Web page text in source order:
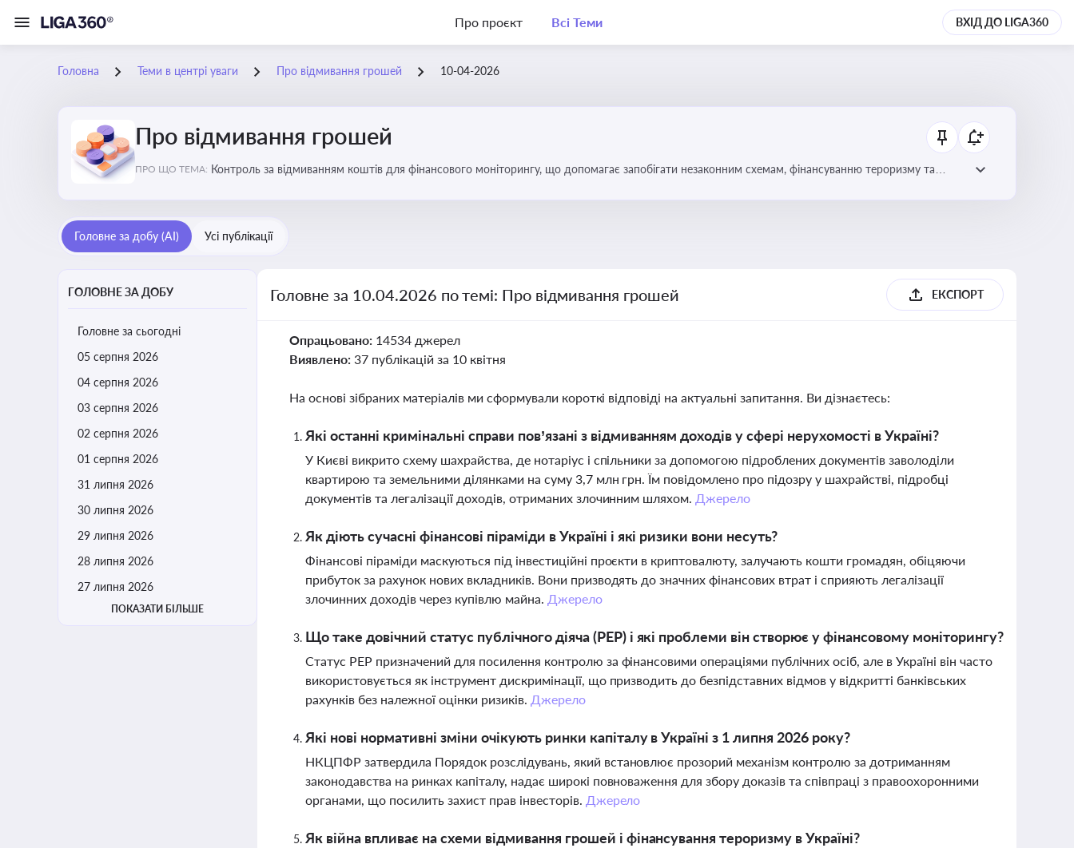
Про проєкт Всі Теми ВХІД ДО LIGA360
Головна Теми в центрі уваги Про відмивання грошей 10-04-2026
Про відмивання грошей
ПРО ЩО ТЕМА: Контроль за відмиванням коштів для фінансового моніторингу, що допомагає запобігати незаконним схемам, фінансуванню тероризму та
Головне за добу (AI) Усі публікації
ГОЛОВНЕ ЗА ДОБУ
Головне за сьогодні
05 серпня 2026
04 серпня 2026
03 серпня 2026
02 серпня 2026
01 серпня 2026
31 липня 2026
30 липня 2026
29 липня 2026
28 липня 2026
27 липня 2026
ПОКАЗАТИ БІЛЬШЕ
Головне за 10.04.2026 по темі: Про відмивання грошей ЕКСПОРТ
Опрацьовано: 14534 джерел
Виявлено: 37 публікацій за 10 квітня
На основі зібраних матеріалів ми сформували короткі відповіді на актуальні запитання. Ви дізнаєтесь:
Які останні кримінальні справи пов’язані з відмиванням доходів у сфері нерухомості в Україні?
У Києві викрито схему шахрайства, де нотаріус і спільники за допомогою підроблених документів заволоділи
квартирою та земельними ділянками на суму 3,7 млн грн. Їм повідомлено про підозру у шахрайстві, підробці
документів та легалізації доходів, отриманих злочинним шляхом. Джерело
Як діють сучасні фінансові піраміди в Україні і які ризики вони несуть?
Фінансові піраміди маскуються під інвестиційні проєкти в криптовалюту, залучають кошти громадян, обіцяючи
прибуток за рахунок нових вкладників. Вони призводять до значних фінансових втрат і сприяють легалізації
злочинних доходів через купівлю майна. Джерело
Що таке довічний статус публічного діяча (PEP) і які проблеми він створює у фінансовому моніторингу?
Статус PEP призначений для посилення контролю за фінансовими операціями публічних осіб, але в Україні він часто
використовується як інструмент дискримінації, що призводить до безпідставних відмов у відкритті банківських
рахунків без належної оцінки ризиків. Джерело
Які нові нормативні зміни очікують ринки капіталу в Україні з 1 липня 2026 року?
НКЦПФР затвердила Порядок розслідувань, який встановлює прозорий механізм контролю за дотриманням
законодавства на ринках капіталу, надає широкі повноваження для збору доказів та співпраці з правоохоронними
органами, що посилить захист прав інвесторів. Джерело
Як війна впливає на схеми відмивання грошей і фінансування тероризму в Україні?